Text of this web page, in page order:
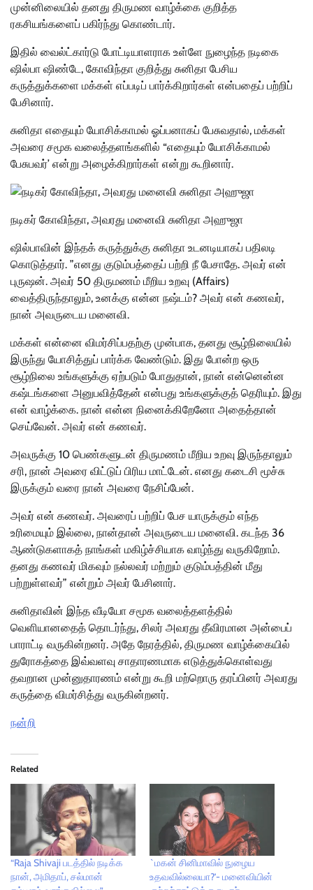
முன்னிலையில் தனது திருமண வாழ்க்கை குறித்த
ரகசியங்களைப் பகிர்ந்து கொண்டார்.
இதில் வைல்ட்கார்டு போட்டியாளராக உள்ளே நுழைந்த நடிகை
ஷில்பா ஷிண்டே, கோவிந்தா குறித்து சுனிதா பேசிய
கருத்துக்களை மக்கள் எப்படிப் பார்க்கிறார்கள் என்பதைப் பற்றிப்
பேசினார்.
சுனிதா எதையும் யோசிக்காமல் ஓப்பனாகப் பேசுவதால், மக்கள்
அவரை சமூக வலைத்தளங்களில் “எதையும் யோசிக்காமல்
பேசுபவர்’ என்று அழைக்கிறார்கள் என்று கூறினார்.
நடிகர் கோவிந்தா, அவரது மனைவி சுனிதா அஹுஜா
ஷில்பாவின் இந்தக் கருத்துக்கு சுனிதா உடனடியாகப் பதிலடி
கொடுத்தார். ”எனது குடும்பத்தைப் பற்றி நீ பேசாதே. அவர் என்
புருஷன். அவர் 50 திருமணம் மீறிய உறவு (Affairs)
வைத்திருந்தாலும், உனக்கு என்ன நஷ்டம்? அவர் என் கணவர்,
நான் அவருடைய மனைவி.
மக்கள் என்னை விமர்சிப்பதற்கு முன்பாக, தனது சூழ்நிலையில்
இருந்து யோசித்துப் பார்க்க வேண்டும். இது போன்ற ஒரு
சூழ்நிலை உங்களுக்கு ஏற்படும் போதுதான், நான் என்னென்ன
கஷ்டங்களை அனுபவித்தேன் என்பது உங்களுக்குத் தெரியும். இது
என் வாழ்க்கை. நான் என்ன நினைக்கிறேனோ அதைத்தான்
செய்வேன். அவர் என் கணவர்.
அவருக்கு 10 பெண்களுடன் திருமணம் மீறிய உறவு இருந்தாலும்
சரி, நான் அவரை விட்டுப் பிரிய மாட்டேன். எனது கடைசி மூச்சு
இருக்கும் வரை நான் அவரை நேசிப்பேன்.
அவர் என் கணவர். அவரைப் பற்றிப் பேச யாருக்கும் எந்த
உரிமையும் இல்லை, நான்தான் அவருடைய மனைவி. கடந்த 36
ஆண்டுகளாகத் நாங்கள் மகிழ்ச்சியாக வாழ்ந்து வருகிறோம்.
தனது கணவர் மிகவும் நல்லவர் மற்றும் குடும்பத்தின் மீது
பற்றுள்ளவர்” என்றும் அவர் பேசினார்.
சுனிதாவின் இந்த வீடியோ சமூக வலைத்தளத்தில்
வெளியானதைத் தொடர்ந்து, சிலர் அவரது தீவிரமான அன்பைப்
பாராட்டி வருகின்றனர். அதே நேரத்தில், திருமண வாழ்க்கையில்
துரோகத்தை இவ்வளவு சாதாரணமாக எடுத்துக்கொள்வது
தவறான முன்னுதாரணம் என்று கூறி மற்றொரு தரப்பினர் அவரது
கருத்தை விமர்சித்து வருகின்றனர்.
நன்றி
Related
“Raja Shivaji படத்தில் நடிக்க
நான், அமிதாப், சல்மான்
`மகன் சினிமாவில் நுழைய
உதவவில்லையா?’- மனைவியின்